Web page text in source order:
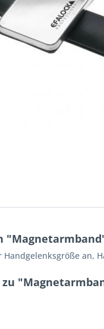
Handgelenksgröße an,